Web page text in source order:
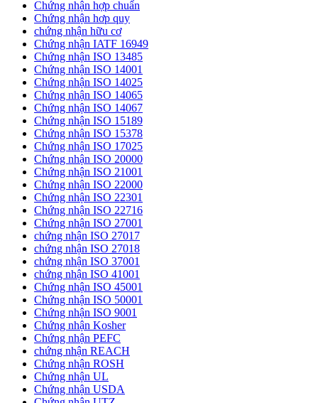
Chứng nhận hợp chuẩn
Chứng nhận hơp quy
chứng nhận hữu cơ
Chứng nhận IATF 16949
Chứng nhận ISO 13485
Chứng nhận ISO 14001
Chứng nhận ISO 14025
Chứng nhận ISO 14065
Chứng nhận ISO 14067
Chứng nhận ISO 15189
Chứng nhận ISO 15378
Chứng nhận ISO 17025
Chứng nhận ISO 20000
Chứng nhận ISO 21001
Chứng nhận ISO 22000
Chứng nhận ISO 22301
Chứng nhận ISO 22716
Chứng nhận ISO 27001
chứng nhận ISO 27017
chứng nhận ISO 27018
chứng nhận ISO 37001
chứng nhận ISO 41001
Chứng nhận ISO 45001
Chứng nhận ISO 50001
Chứng nhận ISO 9001
Chứng nhận Kosher
Chứng nhận PEFC
chứng nhận REACH
Chứng nhận ROSH
Chứng nhận UL
Chứng nhận USDA